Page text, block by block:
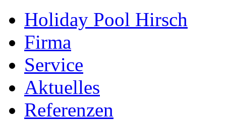
Holiday Pool Hirsch
Firma
Service
Aktuelles
Referenzen